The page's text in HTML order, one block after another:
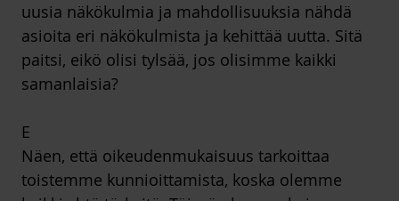
uusia näkökulmia ja mahdollisuuksia nähdä
asioita eri näkökulmista ja kehittää uutta. Sitä
paitsi, eikö olisi tylsää, jos olisimme kaikki
samanlaisia?
E
Näen, että oikeudenmukaisuus tarkoittaa
toistemme kunnioittamista, koska olemme